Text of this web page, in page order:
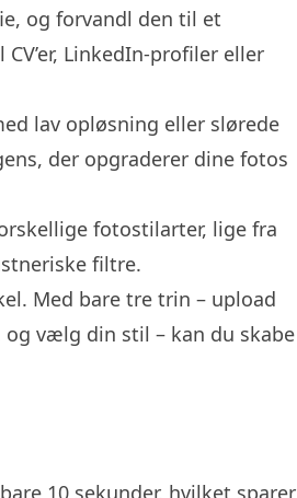
og forvandl den til et
LinkedIn-profiler eller
lav opløsning eller slørede
der opgraderer dine fotos
fotostilarter, lige fra
filtre.
Med bare tre trin – upload
vælg din stil – kan du skabe
10 sekunder, hvilket sparer